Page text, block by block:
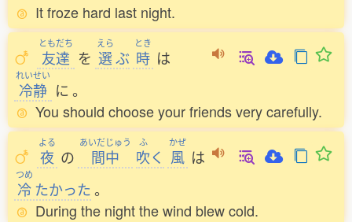
It froze hard last night.
ともだち
友達 を
えら
選ぶ
とき
時 は
れいせい
冷静 に。
You should choose your friends very carefully.
よる
夜 の
あいだじゅう
間中
ふ
吹く
かぜ
風 は
つめ
冷たかった。
During the night the wind blew cold.